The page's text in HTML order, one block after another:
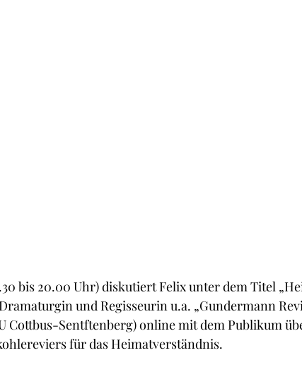
bis 20.00 Uhr) diskutiert Felix unter dem Titel
und Regisseurin u.a. „Gundermann
Cottbus-Sentftenberg) online mit dem Publikum
für das Heimatverständnis.